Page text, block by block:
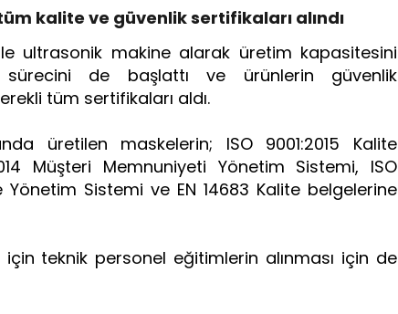
kalite ve güvenlik sertifikaları alındı
ultrasonik makine alarak üretim kapasitesini
sürecini de başlattı ve ürünlerin güvenlik
tüm sertifikaları aldı.
üretilen maskelerin; ISO 9001:2015 Kalite
Müşteri Memnuniyeti Yönetim Sistemi, ISO
Yönetim Sistemi ve EN 14683 Kalite belgelerine
teknik personel eğitimlerin alınması için de